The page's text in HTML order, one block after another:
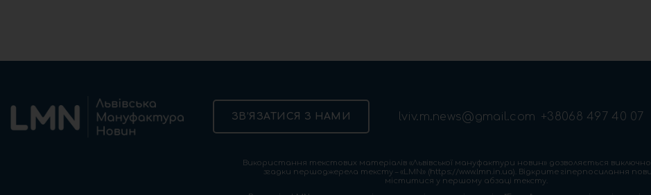
ЗВ’ЯЗАТИСЯ З НАМИ lviv.m.news@gmail.com +38068 497 40 07
Використання текстових матеріалів «Львівської мануфактури новин» дозволяється
згадки першоджерела тексту – «LMN» (https://www.lmn.in.ua). Відкрите гіперпосилання
міститися у першому абзаці тексту.